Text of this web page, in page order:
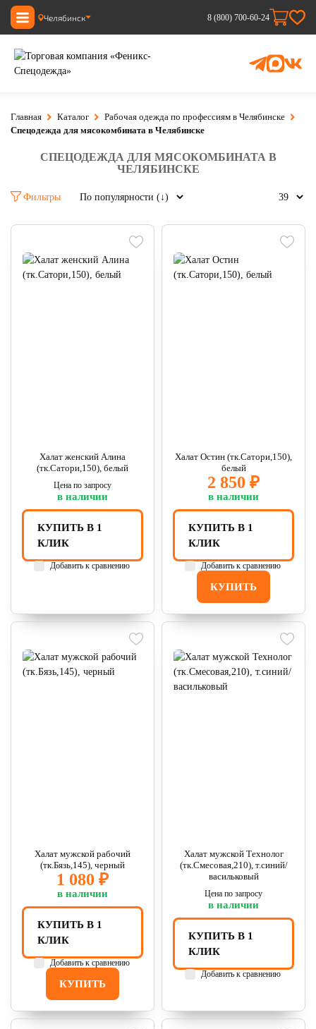
Челябинск 8 (800) 700-60-24
Главная Каталог
Рабочая одежда по профессиям в Челябинске
Спецодежда для мясокомбината в Челябинске
СПЕЦОДЕЖДА ДЛЯ МЯСОКОМБИНАТА В
ЧЕЛЯБИНСКЕ
Фильтры
Халат женский Алина
(тк.Сатори,150), белый
Цена по запросу
в наличии
КУПИТЬ В 1
КЛИК
Добавить к сравнению
Халат Остин (тк.Сатори,150),
белый
2 850 ₽
в наличии
КУПИТЬ
КУПИТЬ В 1
КЛИК
Добавить к сравнению
Халат мужской рабочий
(тк.Бязь,145), черный
1 080 ₽
в наличии
КУПИТЬ
КУПИТЬ В 1
КЛИК
Добавить к сравнению
Халат мужской Технолог
(тк.Смесовая,210), т.синий/
васильковый
Цена по запросу
в наличии
КУПИТЬ В 1
КЛИК
Добавить к сравнению